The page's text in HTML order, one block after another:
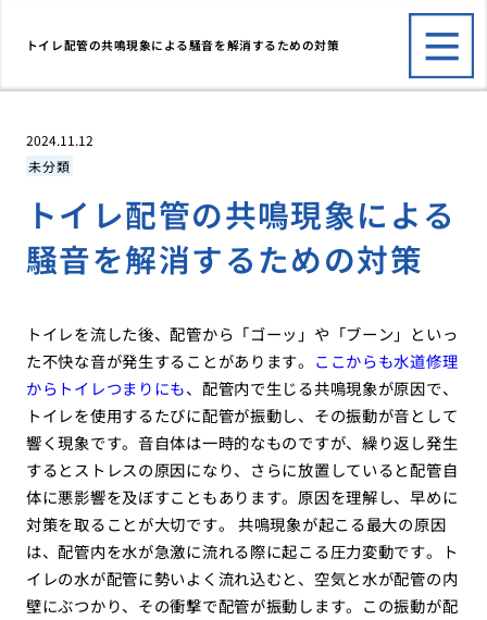
トイレ配管の共鳴現象による騒音を解消するための対策
2024.11.12
未分類
トイレ配管の共鳴現象による
騒音を解消するための対策
トイレを流した後、配管から「ゴーッ」や「ブーン」といっ
た不快な音が発生することがあります。 ここからも水道修理
からトイレつまりにも、配管内で生じる共鳴現象が原因で、
トイレを使用するたびに配管が振動し、その振動が音として
響く現象です。音自体は一時的なものですが、繰り返し発生
するとストレスの原因になり、さらに放置していると配管自
体に悪影響を及ぼすこともあります。原因を理解し、早めに
対策を取ることが大切です。 共鳴現象が起こる最大の原因
は、配管内を水が急激に流れる際に起こる圧力変動です。ト
イレの水が配管に勢いよく流れ込むと、空気と水が配管の内
壁にぶつかり、その衝撃で配管が振動します。この振動が配